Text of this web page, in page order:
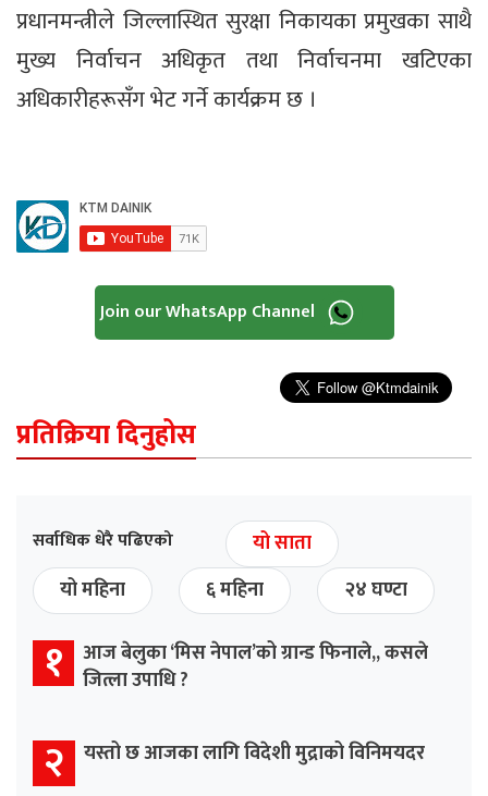
प्रधानमन्त्रीले जिल्लास्थित सुरक्षा निकायका प्रमुखका साथै
मुख्य निर्वाचन अधिकृत तथा निर्वाचनमा खटिएका
अधिकारीहरूसँग भेट गर्ने कार्यक्रम छ ।
Join our WhatsApp Channel
प्रतिक्रिया दिनुहोस
सर्वाधिक धेरै पढिएको
यो साता
यो महिना
६ महिना २४ घण्टा
१ आज बेलुका ‘मिस नेपाल’को ग्रान्ड फिनाले,, कसले
जित्ला उपाधि ?
२ यस्तो छ आजका लागि विदेशी मुद्राको विनिमयदर